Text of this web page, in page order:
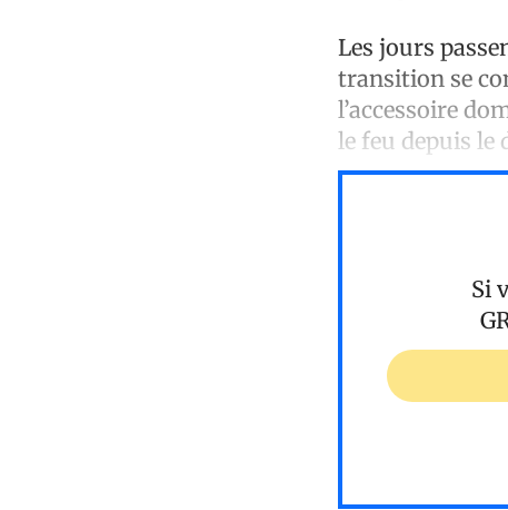
Les jours
transition se
l’accessoire
le feu depuis
Si